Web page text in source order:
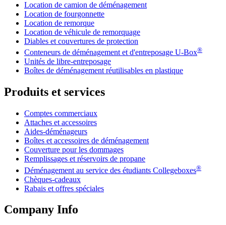
Location de camion de déménagement
Location de fourgonnette
Location de remorque
Location de véhicule de remorquage
Diables et couvertures de protection
Conteneurs de déménagement et d'entreposage U-Box®
Unités de libre-entreposage
Boîtes de déménagement réutilisables en plastique
Produits et services
Comptes commerciaux
Attaches et accessoires
Aides-déménageurs
Boîtes et accessoires de déménagement
Couverture pour les dommages
Remplissages et réservoirs de propane
Déménagement au service des étudiants Collegeboxes®
Chèques-cadeaux
Rabais et offres spéciales
Company Info